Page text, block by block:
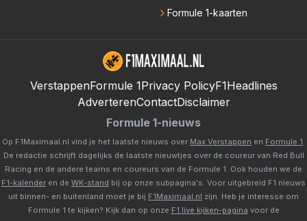
Formule 1-kaarten
VerstappenFormule 1Privacy PolicyF1Headlines
AdverterenContactDisclaimer
Formule 1-nieuws
Op F1Maximaal.nl vind je het laatste nieuws over Max Verstappen en Formule 1
De redactie schrijft dagelijks de laatste nieuwtjes over de coureur van Red Bull
Racing en de andere teams en coureurs van de Formule 1. Ook houden we de
F1-kalender en de WK-stand bij op onze subpagina's. Voor uitgebreid F1 nieuws
uit binnen- en buitenland moet je bij F1Maximaal.nl zijn. Heb je interesse om
Formule 1 te kijken? Kijk dan op onze F1 live kijken-pagina voor de